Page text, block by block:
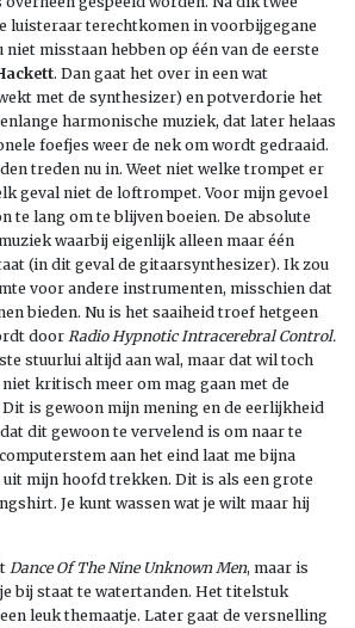
luisteraar terechtkomen in voorbijgegane
misstaan hebben op één van de eerste
. Dan gaat het over in een wat
met de synthesizer) en potverdorie het
harmonische muziek, dat later helaas
foefjes weer de nek om wordt gedraaid.
treden nu in. Weet niet welke trompet er
geval niet de loftrompet. Voor mijn gevoel
te lang om te blijven boeien. De absolute
waarbij eigenlijk alleen maar één
(in dit geval de gitaarsynthesizer). Ik zou
voor andere instrumenten, misschien dat
bieden. Nu is het saaiheid troef hetgeen
door Radio Hypnotic Intracerebral Control.
stuurlui altijd aan wal, maar dat wil toch
kritisch meer om mag gaan met de
is gewoon mijn mening en de eerlijkheid
dit gewoon te vervelend is om naar te
aan het eind laat me bijna
mijn hoofd trekken. Dit is als een grote
Je kunt wassen wat je wilt maar hij
Dance Of The Nine Unknown Men, maar is
bij staat te watertanden. Het titelstuk
leuk themaatje. Later gaat de versnelling